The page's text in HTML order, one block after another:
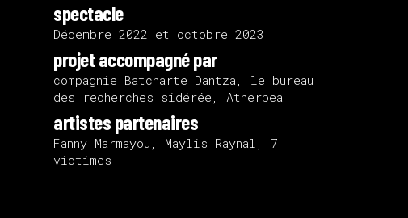
spectacle
Décembre 2022 et octobre 2023
projet accompagné par
compagnie Batcharte Dantza, le bureau
des recherches sidérée, Atherbea
artistes partenaires
Fanny Marmayou, Maylis Raynal, 7
victimes